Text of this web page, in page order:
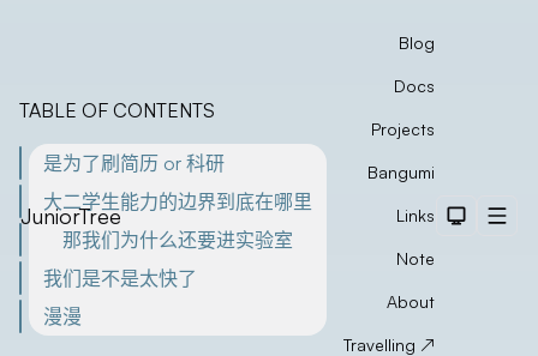
JuniorTree
Blog
Docs
Projects
Bangumi
Links
Note
About
Travelling ↗
Dark
TABLE OF CONTENTS
是为了刷简历 or 科研
大二学生能力的边界到底在哪里
那我们为什么还要进实验室
我们是不是太快了
漫漫